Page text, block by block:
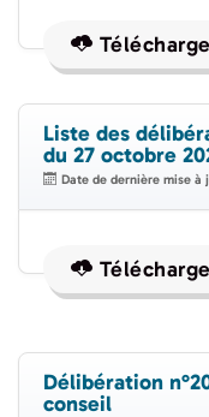
Liste des
du 27 octobre
Date de dernière mise à
Délibération
conseil